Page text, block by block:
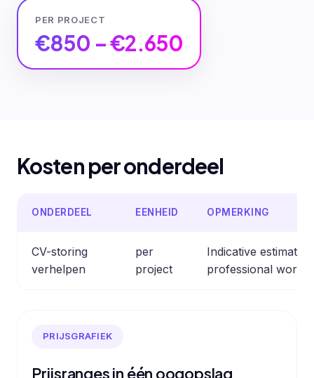
PER PROJECT
€850 – €2.650
Kosten per onderdeel
ONDERDEEL EENHEID OPMERKING
CV-storing
verhelpen
per
project
Indicative estimate
professional work.
PRIJSGRAFIEK
Prijsranges in één oogopslag